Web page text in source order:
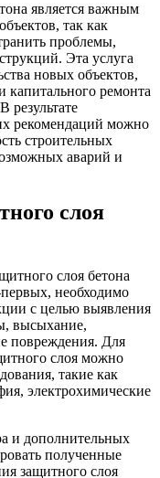
является важным
так как
проблемы,
Эта услуга
новых объектов,
капитального ремонта
рекомендаций можно
строительных
аварий и
слоя
слоя бетона
необходимо
с целью выявления
высыхание,
повреждения. Для
слоя можно
такие как
электрохимические
и дополнительных
полученные
защитного слоя